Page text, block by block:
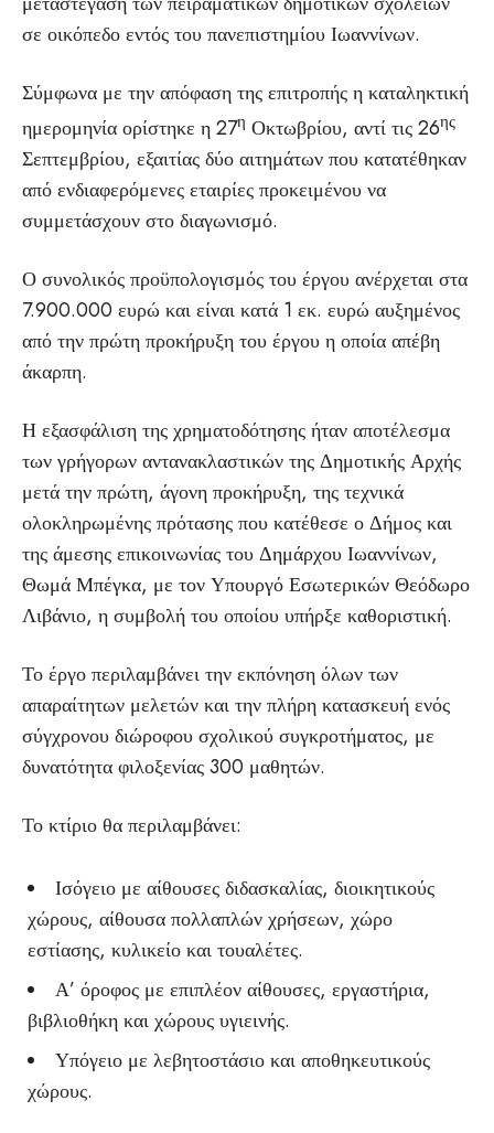
σε οικόπεδο εντός του πανεπιστημίου Ιωαννίνων.
Σύμφωνα με την απόφαση της επιτροπής η καταληκτική
ημερομηνία ορίστηκε η 27η Οκτωβρίου, αντί τις 26ης
Σεπτεμβρίου, εξαιτίας δύο αιτημάτων που κατατέθηκαν
από ενδιαφερόμενες εταιρίες προκειμένου να
συμμετάσχουν στο διαγωνισμό.
Ο συνολικός προϋπολογισμός του έργου ανέρχεται στα
7.900.000 ευρώ και είναι κατά 1 εκ. ευρώ αυξημένος
από την πρώτη προκήρυξη του έργου η οποία απέβη
άκαρπη.
Η εξασφάλιση της χρηματοδότησης ήταν αποτέλεσμα
των γρήγορων αντανακλαστικών της Δημοτικής Αρχής
μετά την πρώτη, άγονη προκήρυξη, της τεχνικά
ολοκληρωμένης πρότασης που κατέθεσε ο Δήμος και
της άμεσης επικοινωνίας του Δημάρχου Ιωαννίνων,
Θωμά Μπέγκα, με τον Υπουργό Εσωτερικών Θεόδωρο
Λιβάνιο, η συμβολή του οποίου υπήρξε καθοριστική.
Το έργο περιλαμβάνει την εκπόνηση όλων των
απαραίτητων μελετών και την πλήρη κατασκευή ενός
σύγχρονου διώροφου σχολικού συγκροτήματος, με
δυνατότητα φιλοξενίας 300 μαθητών.
Το κτίριο θα περιλαμβάνει:
Ισόγειο με αίθουσες διδασκαλίας, διοικητικούς
χώρους, αίθουσα πολλαπλών χρήσεων, χώρο
εστίασης, κυλικείο και τουαλέτες.
Α’ όροφος με επιπλέον αίθουσες, εργαστήρια,
βιβλιοθήκη και χώρους υγιεινής.
Υπόγειο με λεβητοστάσιο και αποθηκευτικούς
χώρους.